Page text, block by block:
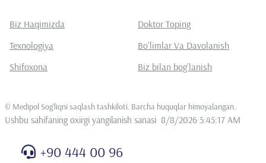
Biz Haqimizda
Doktor Toping
Texnologiya
Bo'limlar Va Davolanish
Shifoxona
Biz bilan bog'lanish
© Medipol Sog'liqni saqlash tashkiloti. Barcha huquqlar himoyalangan
Ushbu sahifaning oxirgi yangilanish sanasi 8/8/2026 5:45:17 AM
+90 444 00 96